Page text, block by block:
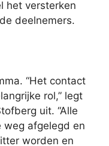
het versterken
deelnemers.
“Het contact
rol,” legt
uit. “Alle
weg afgelegd en
worden en